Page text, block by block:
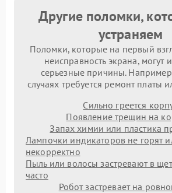
Другие поломки,
устраняем
Поломки, которые на первый
неисправность экрана, могут
серьезные причины.
случаях требуется ремонт платы
Сильно греется
Появление трещин на
Запах химии или пластика
Лампочки индикаторов не горят
некорректно
Пыль или волосы застревают в
часто
Робот застревает на